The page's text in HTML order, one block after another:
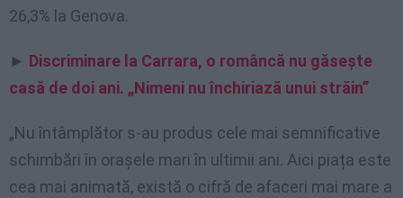
26,3% la Genova.
► Discriminare la Carrara, o româncă nu găsește
casă de doi ani. „Nimeni nu închiriază unui străin”
„Nu întâmplător s-au produs cele mai semnificative
schimbări în orașele mari în ultimii ani. Aici piața este
cea mai animată, există o cifră de afaceri mai mare a